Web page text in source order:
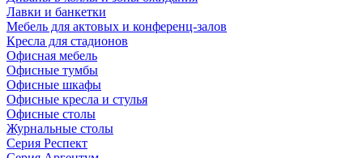
Лавки и банкетки
Мебель для актовых и конференц-залов
Кресла для стадионов
Офисная мебель
Офисные тумбы
Офисные шкафы
Офисные кресла и стулья
Офисные столы
Журнальные столы
Серия Респект